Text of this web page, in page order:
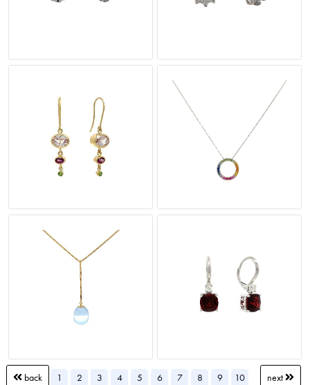
next
1 2 3 4 5 6 7 8 9
10
back